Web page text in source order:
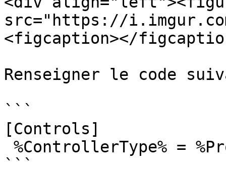
src="https://
<figcaption></
Renseigner le code
```
[Controls]
```